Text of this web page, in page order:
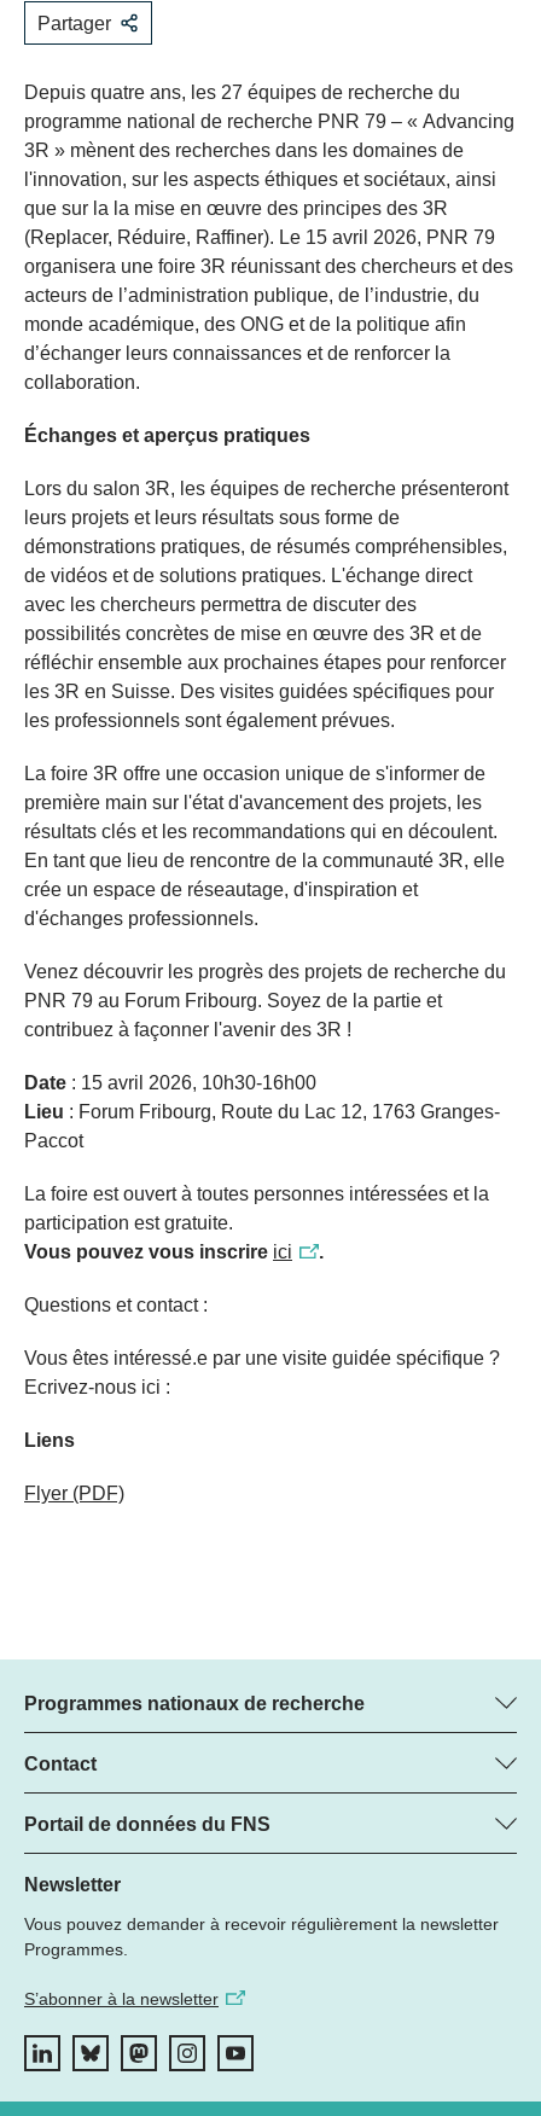
Partager
Depuis quatre ans, les 27 équipes de recherche du
programme national de recherche PNR 79 – « Advancing
3R » mènent des recherches dans les domaines de
l'innovation, sur les aspects éthiques et sociétaux, ainsi
que sur la la mise en œuvre des principes des 3R
(Replacer, Réduire, Raffiner). Le 15 avril 2026, PNR 79
organisera une foire 3R réunissant des chercheurs et des
acteurs de l’administration publique, de l’industrie, du
monde académique, des ONG et de la politique afin
d’échanger leurs connaissances et de renforcer la
collaboration.
Échanges et aperçus pratiques
Lors du salon 3R, les équipes de recherche présenteront
leurs projets et leurs résultats sous forme de
démonstrations pratiques, de résumés compréhensibles,
de vidéos et de solutions pratiques. L'échange direct
avec les chercheurs permettra de discuter des
possibilités concrètes de mise en œuvre des 3R et de
réfléchir ensemble aux prochaines étapes pour renforcer
les 3R en Suisse. Des visites guidées spécifiques pour
les professionnels sont également prévues.
La foire 3R offre une occasion unique de s'informer de
première main sur l'état d'avancement des projets, les
résultats clés et les recommandations qui en découlent.
En tant que lieu de rencontre de la communauté 3R, elle
crée un espace de réseautage, d'inspiration et
d'échanges professionnels.
Venez découvrir les progrès des projets de recherche du
PNR 79 au Forum Fribourg. Soyez de la partie et
contribuez à façonner l'avenir des 3R !
Date : 15 avril 2026, 10h30-16h00
Lieu : Forum Fribourg, Route du Lac 12, 1763 Granges-
Paccot
La foire est ouvert à toutes personnes intéressées et la
participation est gratuite.
Vous pouvez vous inscrire ici .
Questions et contact :
Vous êtes intéressé.e par une visite guidée spécifique ?
Ecrivez-nous ici :
Liens
Flyer (PDF)
Programmes nationaux de recherche
Vous trouverez ici des informations sur tous les Programmes
nationaux de recherche (PNR) :
Tous les PNR
Contact
Manager du programme
Dr. Marjory Hunt, FNS
Tél.: +
22
Portail de données du FNS
Vous trouverez ici la liste complète des projets de recherche du
PNR 79 et les subsides soutenus par le FNS.
Recherche de projets
Newsletter
Vous pouvez demander à recevoir régulièrement la newsletter
Programmes.
S’abonner à la newsletter